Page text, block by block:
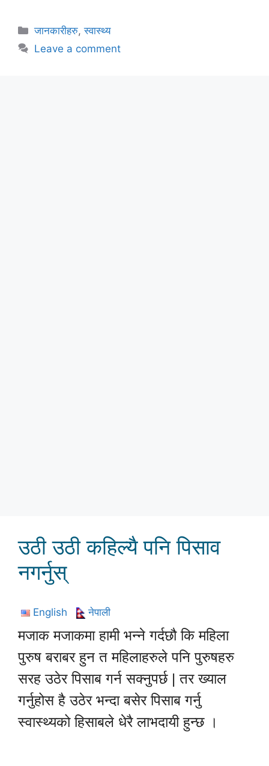
Categories
जानकारीहरु,स्वास्थ्य
Leave a comment
उठी उठी कहिल्यै पनि पिसाव
नगर्नुस्
English नेपाली
मजाक मजाकमा हामी भन्ने गर्दछौ कि महिला
पुरुष बराबर हुन त महिलाहरुले पनि पुरुषहरु
सरह उठेर पिसाब गर्न सक्नुपर्छ | तर ख्याल
गर्नुहोस है उठेर भन्दा बसेर पिसाब गर्नु
स्वास्थ्यको हिसाबले धेरै लाभदायी हुन्छ ।